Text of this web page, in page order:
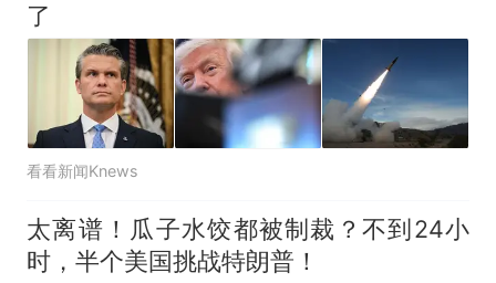
了
看看新闻Knews
太离谱！瓜子水饺都被制裁？不到24小
时，半个美国挑战特朗普！